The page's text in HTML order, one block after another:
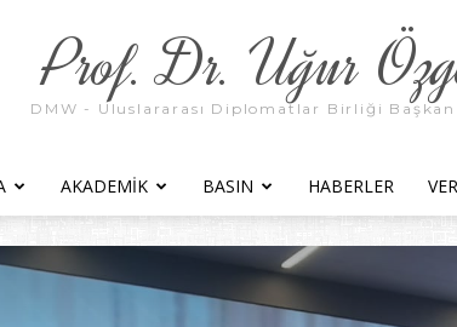
Prof. Dr. Uğur
DMW - Uluslararası Diplomatlar Birliği Başkan
AKADEMIK BASIN HABERLER